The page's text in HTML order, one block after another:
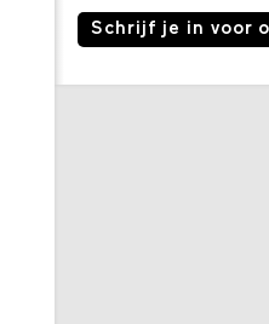
Schrijf je in voor